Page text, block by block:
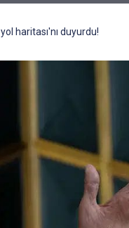
haritası'nı duyurdu!